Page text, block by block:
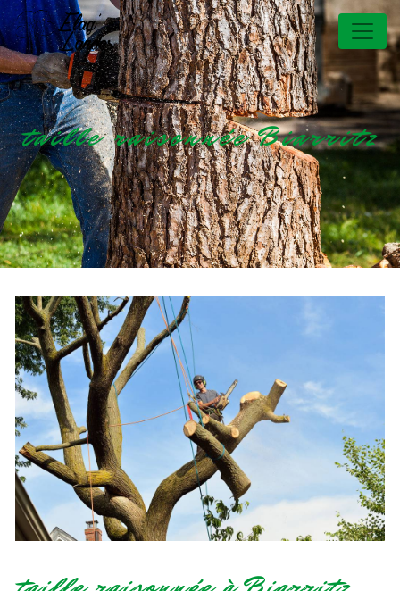
Panneau de gestion des cookies
taille raisonnée Biarritz